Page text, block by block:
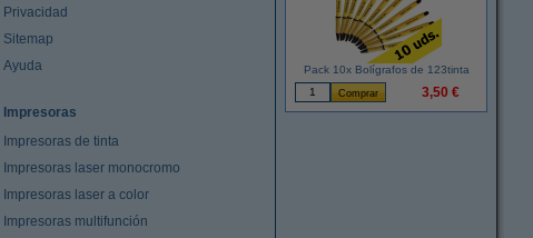
Pack 10x Bolígrafos de 123tinta
3,50 €
Privacidad
Sitemap
Ayuda
Impresoras
Impresoras de tinta
Impresoras laser monocromo
Impresoras laser a color
Impresoras multifunción